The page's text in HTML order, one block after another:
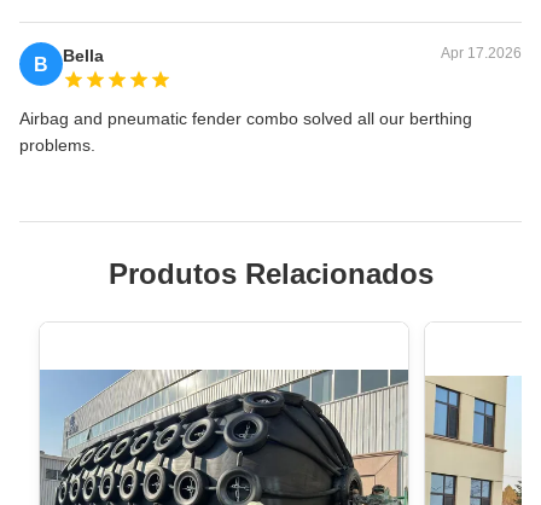
B Bella Apr 17.2026
Airbag and pneumatic fender combo solved all our berthing
problems.
Produtos Relacionados